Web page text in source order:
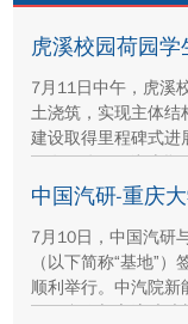
虎溪校园荷园
7月11日中午，虎溪
土浇筑，实现主体结
建设取得里程碑式进
团有限公司、湖南顺
询有限公司等参建
7月10日，中国汽研
（以下简称“基地”
顺利举行。中汽院
国际合作与交流处处